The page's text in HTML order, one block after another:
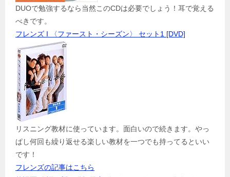
DUOで勉強するなら当然このCDは必要でしょう！耳で覚える
べきです。
フレンズ I 〈ファースト・シーズン〉 セット1 [DVD]
リスニング教材に使っています。面白いので続きます。やっ
ぱし何回も繰り返せる楽しい教材を一つでも持ってるといい
です！
フレンズの記事はこちら